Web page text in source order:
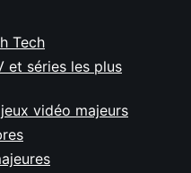
Tech
et séries les plus
vidéo majeurs